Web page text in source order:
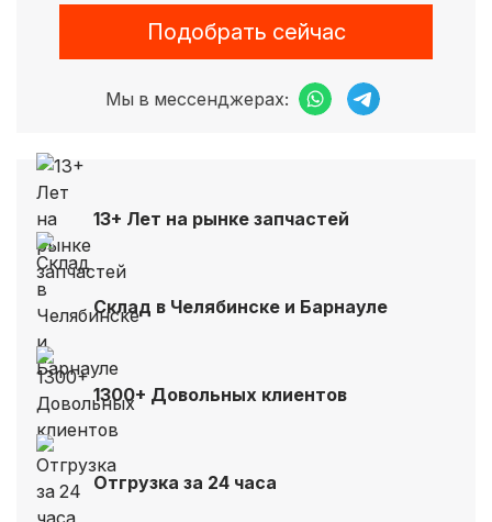
Подобрать сейчас
Мы в мессенджерах:
13+ Лет на рынке запчастей
Склад в Челябинске и Барнауле
1300+ Довольных клиентов
Отгрузка за 24 часа